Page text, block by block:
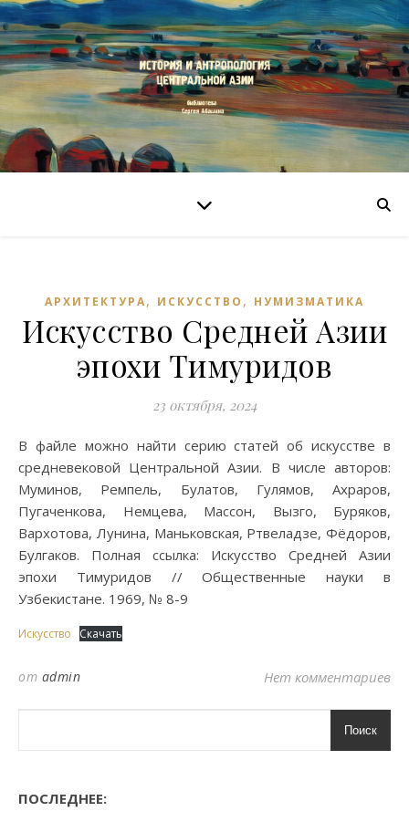
АРХИТЕКТУРА, ИСКУССТВО , НУМИЗМАТИКА
Искусство Средней Азии
эпохи Тимуридов
23 октября, 2024
В файле можно найти серию статей об искусстве в
средневековой Центральной Азии. В числе авторов:
Муминов, Ремпель, Булатов, Гулямов, Ахраров,
Пугаченкова, Немцева, Массон, Вызго, Буряков,
Вархотова, Лунина, Маньковская, Ртвеладзе, Фёдоров,
Булгаков. Полная ссылка: Искусство Средней Азии
эпохи Тимуридов // Общественные науки в
Узбекистане. 1969, № 8-9
Искусство Скачать
от admin Нет комментариев
Поиск
ПОСЛЕДНЕЕ: